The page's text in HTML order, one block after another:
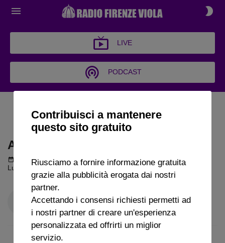
LIVE
PODCAST
ARCHIVIO CHI SI COMPRA?
2025
ARCHIVIO CHI SI COMPRA? 2025
Podcast del 03 ottobre 2025 10m 26s
Luigi Garzya a Radio FirenzeViola
Contribuisci a mantenere
questo sito gratuito
Riusciamo a fornire informazione gratuita
grazie alla pubblicità erogata dai nostri
partner.
Accettando i consensi richiesti permetti ad
i nostri partner di creare un'esperienza
personalizzata ed offrirti un miglior
servizio.